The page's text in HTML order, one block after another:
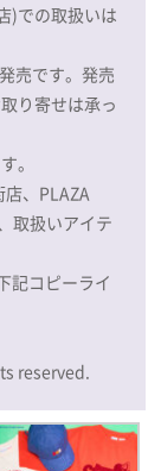
)での取扱いは
売です。発売
り寄せは承っ
。
、PLAZA
取扱いアイテ
記コピーライ
reserved.